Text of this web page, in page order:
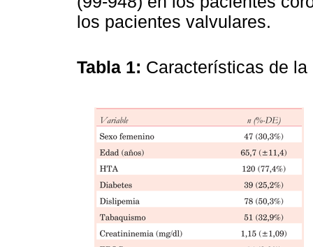
los pacientes valvulares.
Tabla 1: Características de